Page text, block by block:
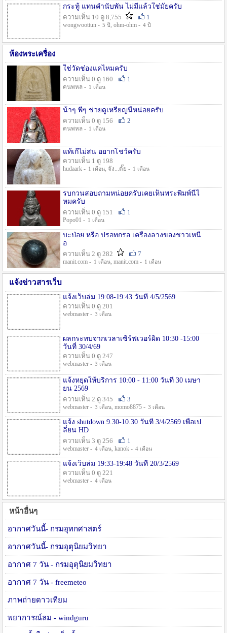
กระทู้ แทนคำนับพัน ไม่มีแล้วใช่มั๊ยครับ
ความเห็น 10 ดู 8,755
1
wongwoottun - 5 ปี , ohm-ohm - 4 ปี
ห้องพระเครื่อง
ใช่วัดช่องแคไหมครับ
ความเห็น 0 ดู 160
1
คนพหล - 1 เดือน
น้าๆ พี่ๆ ช่วยดูเหรียญนี้หน่อยครับ
ความเห็น 0 ดู 156
2
คนพหล - 1 เดือน
แท้เก๊ไม่สน อยากโชว์ครับ
ความเห็น 1 ดู 198
hudaark - 1 เดือน, จัง...ดั๊ย - 1 เดือน
รบกวนสอบถามหน่อยครับเคยเห็นพระพิมพ์นี้ไ
หมครับ
ความเห็น 0 ดู 151
1
Popo01 - 1 เดือน
บะป่อย หรือ ปรอทกรอ เครื่องลางของชาวเหนื
อ
ความเห็น 2 ดู 282
7
manit.com - 1 เดือน, manit.com - 1 เดือน
แจ้งข่าวสารเว็บ
แจ้งเว็บล่ม 19:08-19:43 วันที่ 4/5/2569
ความเห็น 0 ดู 201
webmaster - 3 เดือน
ผลกระทบจากเวลาเซิร์ฟเวอร์ผิด 10:30 -15:00
วันที่ 30/4/69
ความเห็น 0 ดู 247
webmaster - 3 เดือน
แจ้งหยุดให้บริการ 10:00 - 11:00 วันที่ 30 เมษา
ยน 2569
ความเห็น 2 ดู 345
3
webmaster - 3 เดือน, momo8875 - 3 เดือน
แจ้ง shutdown 9.30-10.30 วันที่ 3/4/2569 เพื่อเป
ลี่ยน HD
ความเห็น 3 ดู 256
1
webmaster - 4 เดือน, kanok - 4 เดือน
แจ้งเว็บล่ม 19:33-19:48 วันที่ 20/3/2569
ความเห็น 0 ดู 221
webmaster - 4 เดือน
หน้าอื่นๆ
อากาศวันนี้- กรมอุทกศาสตร์
อากาศวันนี้- กรมอุตุนิยมวิทยา
อากาศ 7 วัน - กรมอุตุนิยมวิทยา
อากาศ 7 วัน - freemeteo
ภาพถ่ายดาวเทียม
พยาการณ์ลม - windguru